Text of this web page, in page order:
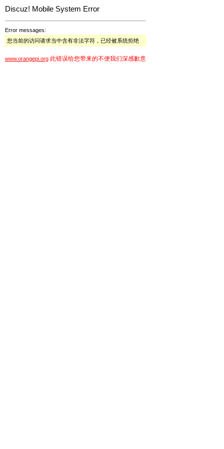
Discuz! Mobile System Error
Error messages:
您当前的访问请求当中含有非法字符，已经被系统拒绝
www.orangepi.org 此错误给您带来的不便我们深感歉意